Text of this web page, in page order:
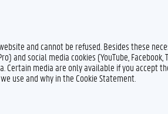
and cannot be refused. Besides these
social media cookies (YouTube, Facebook,
media are only available if you accept
use and why in the Cookie Statement.